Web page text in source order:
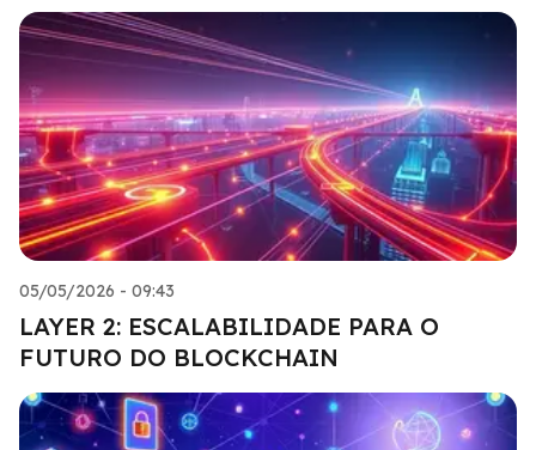
05/05/2026 - 09:43
LAYER 2: ESCALABILIDADE PARA O
FUTURO DO BLOCKCHAIN